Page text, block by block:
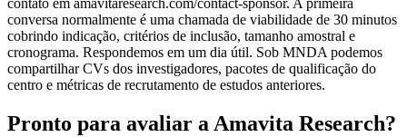
contato em amavitaresearch.com/contact-sponsor. A primeira
conversa normalmente é uma chamada de viabilidade de 30 minutos
cobrindo indicação, critérios de inclusão, tamanho amostral e
cronograma. Respondemos em um dia útil. Sob MNDA podemos
compartilhar CVs dos investigadores, pacotes de qualificação do
centro e métricas de recrutamento de estudos anteriores.
Pronto para avaliar a Amavita Research?